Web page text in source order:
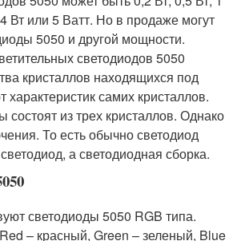
Вт или 5 Ватт. Но в продаже могут
5050 и другой мощности.
светодиодов 5050
кристаллов находящихся под
самих кристаллов.
из трех кристаллов. Однако
То есть обычно светодиод
а светодиодная сборка.
светодиоды 5050 RGB типа.
– красный, Green – зеленый, Blue